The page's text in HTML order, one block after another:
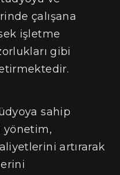
çalışana
işletme
gibi
sahip
yönetim,
artırarak